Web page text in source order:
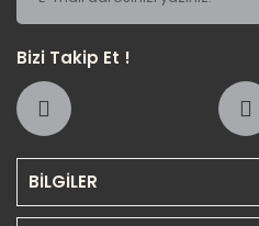
BİLGİLER
Bizi Takip Et !